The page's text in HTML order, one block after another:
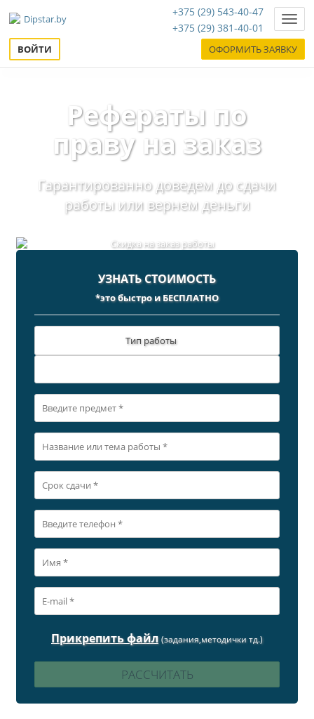
+375 (29) 543-40-47
+375 (29) 381-40-01
ВОЙТИ ОФОРМИТЬ ЗАЯВКУ
Рефераты по
праву на заказ
Гарантированно доведем до сдачи
работы или вернем деньги
УЗНАТЬ СТОИМОСТЬ
*это быстро и БЕСПЛАТНО
Тип работы
Прикрепить файл (задания,методички тд.)